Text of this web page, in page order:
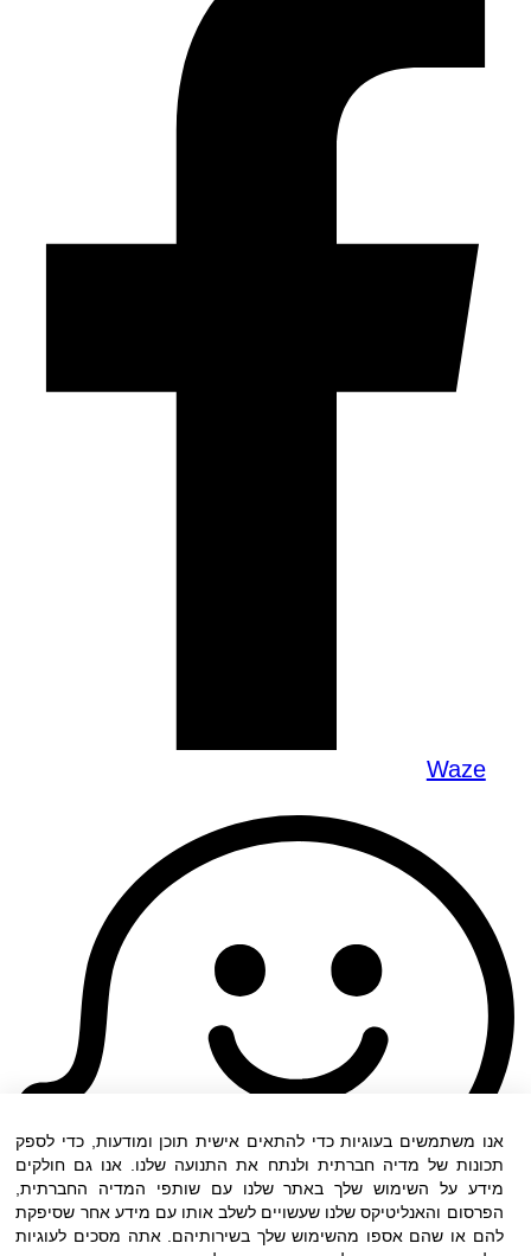
Waze
אנו משתמשים בעוגיות כדי להתאים אישית תוכן ומודעות, כדי לספק
תכונות של מדיה חברתית ולנתח את התנועה שלנו. אנו גם חולקים
מידע על השימוש שלך באתר שלנו עם שותפי המדיה החברתית,
הפרסום והאנליטיקס שלנו שעשויים לשלב אותו עם מידע אחר שסיפקת
להם או שהם אספו מהשימוש שלך בשירותיהם. אתה מסכים לעוגיות